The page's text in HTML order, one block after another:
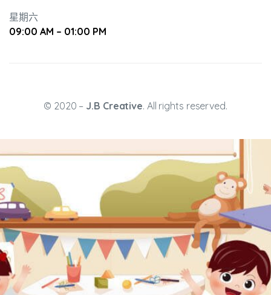
星期六
09:00 AM – 01:00 PM
© 2020 – J.B Creative. All rights reserved.